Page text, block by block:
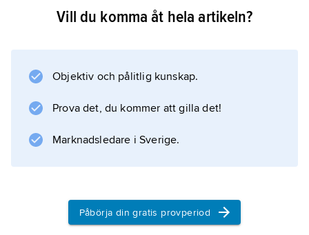
Knut Hergel var chef för Det Norske Teatret
stadsteater. Åren 1946–60 var han chef för
Teaterlederforening. Bland hans
iscensättningar märks främst ”Antigone”
(1945).
Information om artikeln
Vill du komma åt hela artikeln?
Objektiv och pålitlig kunskap.
Prova det, du kommer att gilla det!
Marknadsledare i Sverige.
Påbörja din gratis provperiod